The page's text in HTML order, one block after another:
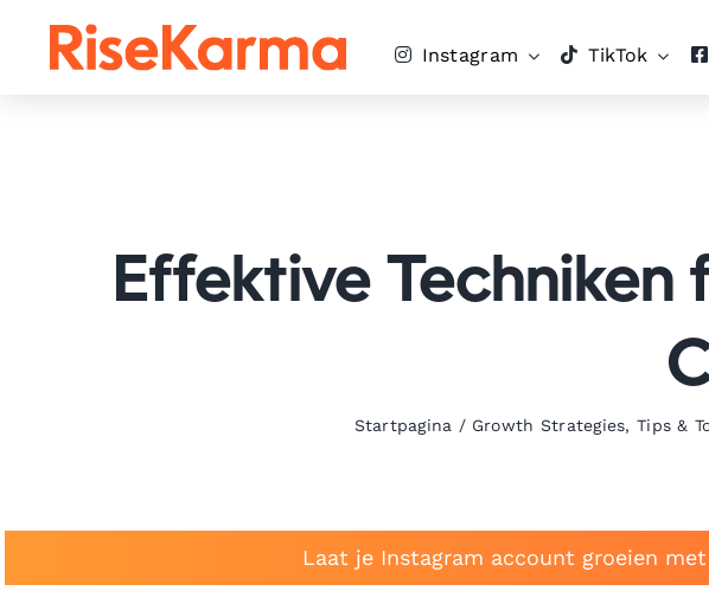
Instagram TikTok
Effektive Techniken
Startpagina / Growth Strategies, Tips &
Laat je Instagram account groeien